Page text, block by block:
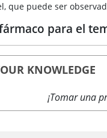
que puede ser
para el
KNOWLEDGE
¡Tomar una